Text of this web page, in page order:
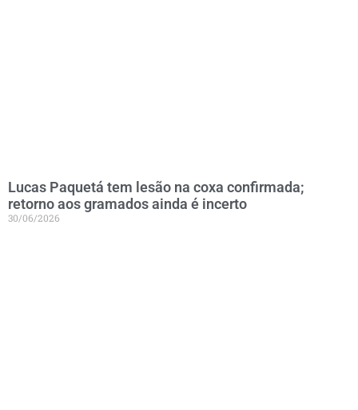
Lucas Paquetá tem lesão na coxa confirmada;
retorno aos gramados ainda é incerto
30/06/2026